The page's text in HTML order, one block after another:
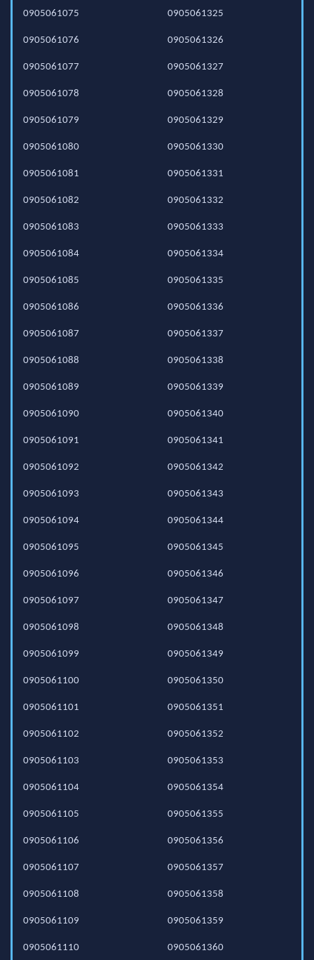
0905061075
0905061076
0905061077
0905061078
0905061079
0905061080
0905061081
0905061082
0905061083
0905061084
0905061085
0905061086
0905061087
0905061088
0905061089
0905061090
0905061091
0905061092
0905061093
0905061094
0905061095
0905061096
0905061097
0905061098
0905061099
0905061100
0905061101
0905061102
0905061103
0905061104
0905061105
0905061106
0905061107
0905061108
0905061109
0905061110
0905061325
0905061326
0905061327
0905061328
0905061329
0905061330
0905061331
0905061332
0905061333
0905061334
0905061335
0905061336
0905061337
0905061338
0905061339
0905061340
0905061341
0905061342
0905061343
0905061344
0905061345
0905061346
0905061347
0905061348
0905061349
0905061350
0905061351
0905061352
0905061353
0905061354
0905061355
0905061356
0905061357
0905061358
0905061359
0905061360